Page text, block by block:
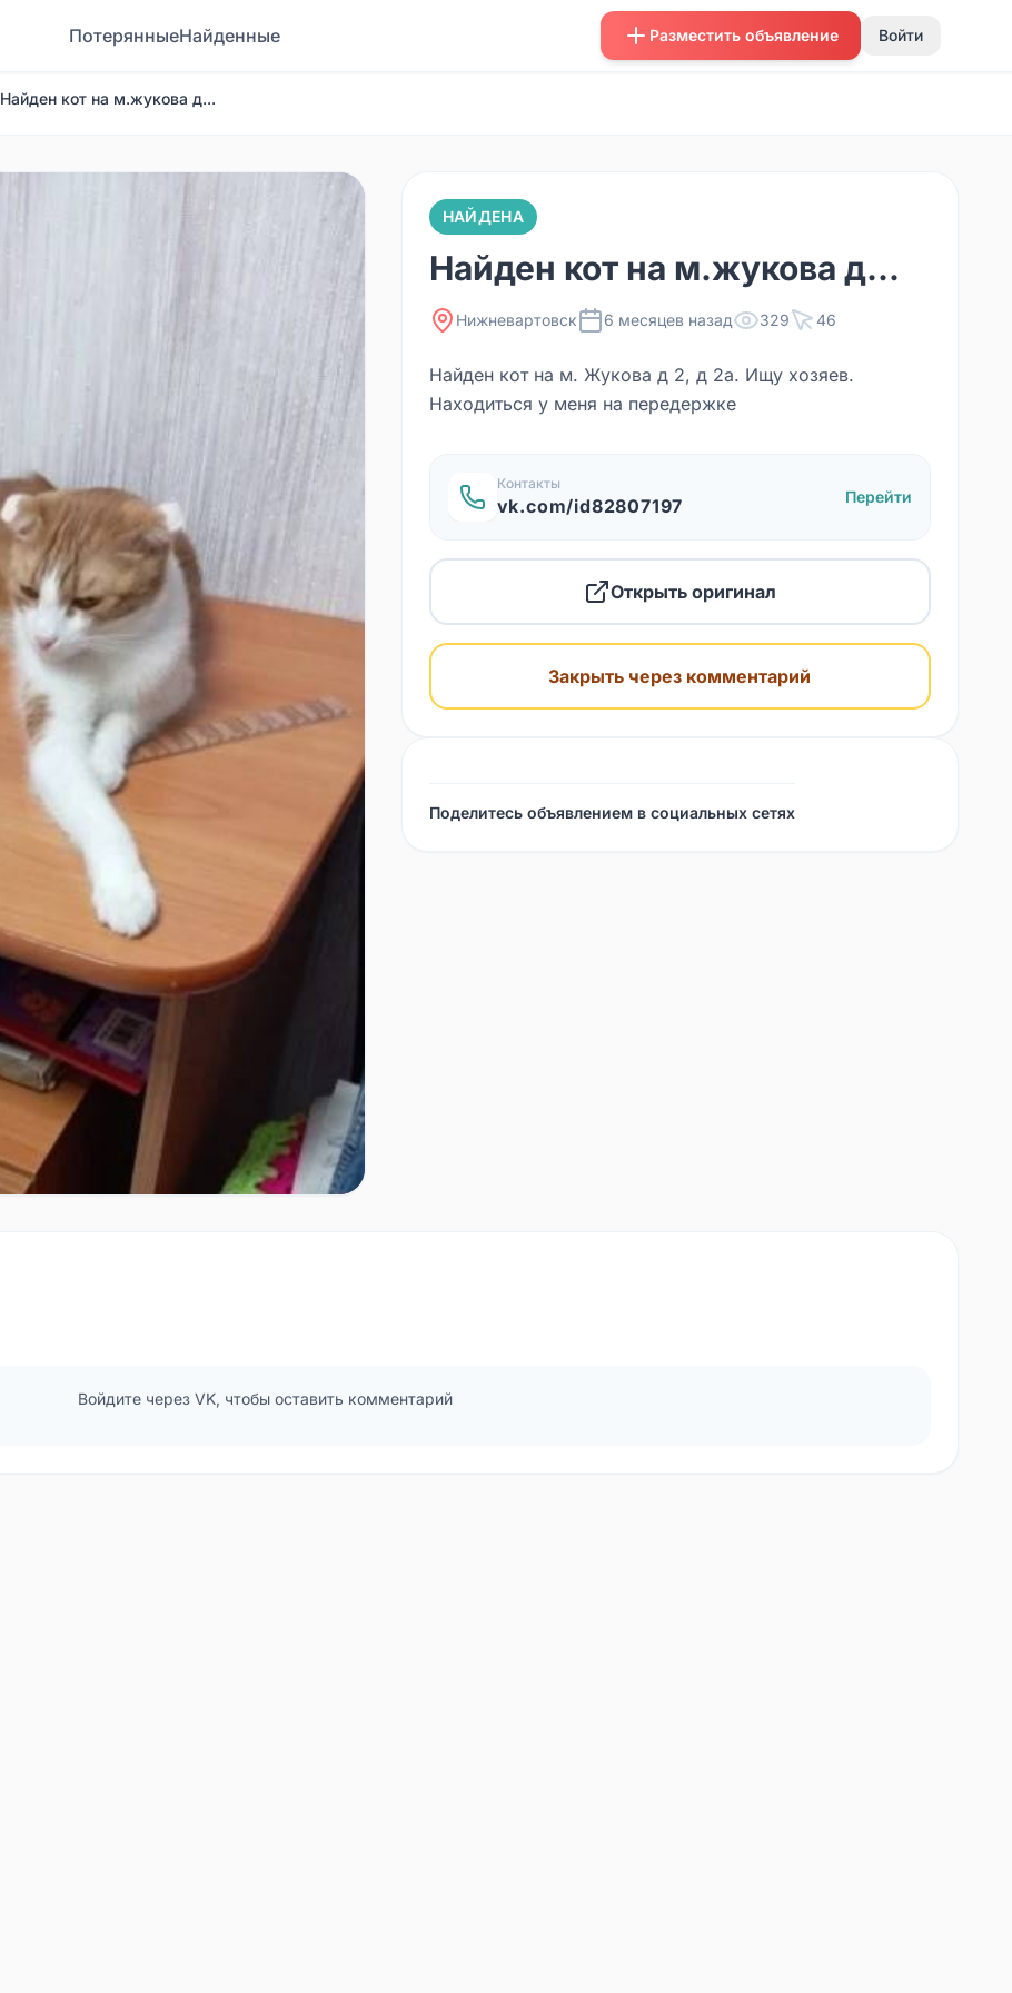
ПотерянныеНайденные Разместить объявление Войти
Найден кот на м.жукова д...
НАЙДЕНА
Найден кот на м.жукова д...
Нижневартовск 6 месяцев назад 329 46
Найден кот на м. Жукова д 2, д 2а. Ищу хозяев.
Находиться у меня на передержке
Контакты
vk.com/id82807197 Перейти
Открыть оригинал
Закрыть через комментарий
Поделитесь объявлением в социальных сетях
Войдите через VK, чтобы оставить комментарий